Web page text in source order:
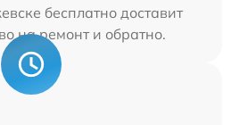
бесплатно доставит
на ремонт и обратно.